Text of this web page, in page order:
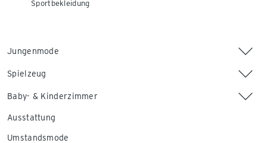
Sportbekleidung
Jungenmode
Spielzeug
Baby- & Kinderzimmer
Ausstattung
Umstandsmode